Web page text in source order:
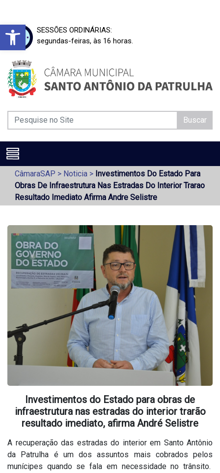
Barra de Ferramentas Aberta
SESSÕES ORDINÁRIAS:
segundas-feiras, às 16 horas.
Buscar
CâmaraSAP > Noticia > Investimentos Do Estado Para
Obras De Infraestrutura Nas Estradas Do Interior Trarao
Resultado Imediato Afirma Andre Selistre
Investimentos do Estado para obras de
infraestrutura nas estradas do interior trarão
resultado imediato, afirma André Selistre
A recuperação das estradas do interior em Santo Antônio
da Patrulha é um dos assuntos mais cobrados pelos
munícipes quando se fala em necessidade no trânsito.